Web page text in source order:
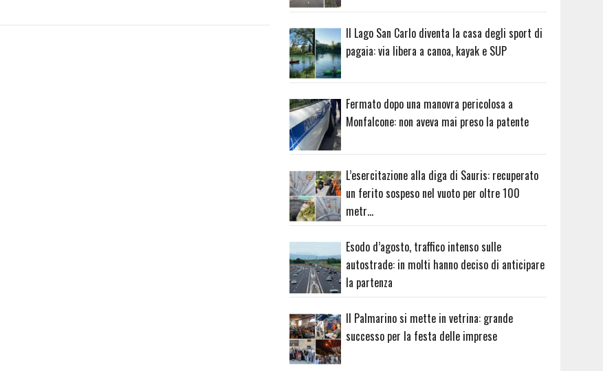
Il Lago San Carlo diventa la casa degli sport di
pagaia: via libera a canoa, kayak e SUP
Fermato dopo una manovra pericolosa a
Monfalcone: non aveva mai preso la patente
L’esercitazione alla diga di Sauris: recuperato
un ferito sospeso nel vuoto per oltre 100
metr…
Esodo d’agosto, traffico intenso sulle
autostrade: in molti hanno deciso di anticipare
la partenza
Il Palmarino si mette in vetrina: grande
successo per la festa delle imprese